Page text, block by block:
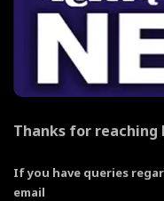
Thanks for reaching
If you have queries
email